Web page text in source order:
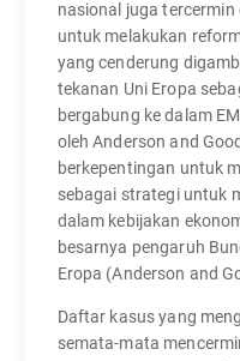
nasional juga
untuk melakukan
yang cenderung
tekanan Uni Eropa
bergabung ke dalam
oleh Anderson and
berkepentingan untuk
sebagai strategi untuk
dalam kebijakan
besarnya pengaruh
Eropa (Anderson and
Daftar kasus yang
semata-mata